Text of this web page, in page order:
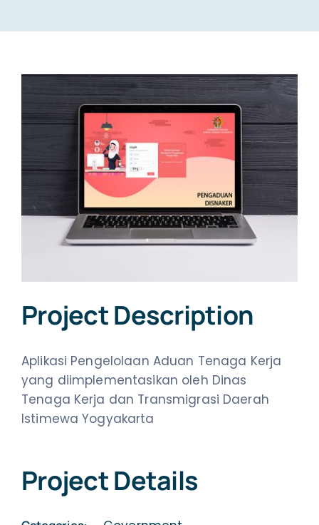
Project Description
Aplikasi Pengelolaan Aduan Tenaga Kerja
yang diimplementasikan oleh Dinas
Tenaga Kerja dan Transmigrasi Daerah
Istimewa Yogyakarta
Project Details